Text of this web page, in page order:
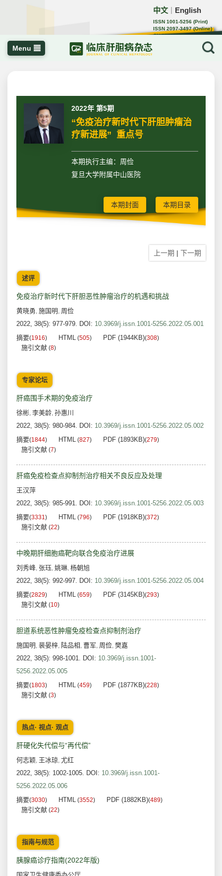
中文 English
ISSN 1001-5256 (Print)
ISSN 2097-3497 (Online)
CN 22-1108/R
Menu
2022年 第5期
“免疫治疗新时代下肝胆肿瘤治
疗新进展” 重点号
本期执行主编：周俭
复旦大学附属中山医院
本期封面 本期目录
上一期 | 下一期
述评
免疫治疗新时代下肝胆恶性肿瘤治疗的机遇和挑战
黄晓勇, 施国明 , 周俭
2022, 38(5): 977-979. DOI: 10.3969/j.issn.1001-5256.2022.05.001
摘要(1916) HTML (505) PDF (1944KB)(308)
施引文献 (8)
专家论坛
肝癌围手术期的免疫治疗
徐彬, 李美龄, 孙惠川
2022, 38(5): 980-984. DOI: 10.3969/j.issn.1001-5256.2022.05.002
摘要(1844) HTML (827) PDF (1893KB)(279)
施引文献 (7)
肝癌免疫检查点抑制剂治疗相关不良反应及处理
王汉萍
2022, 38(5): 985-991. DOI: 10.3969/j.issn.1001-5256.2022.05.003
摘要(3331) HTML (796) PDF (1918KB)(372)
施引文献 (22)
中晚期肝细胞癌靶向联合免疫治疗进展
刘秀峰, 张珏, 姚琳, 杨朝旭
2022, 38(5): 992-997. DOI: 10.3969/j.issn.1001-5256.2022.05.004
摘要(2829) HTML (659) PDF (3145KB)(293)
施引文献 (10)
胆道系统恶性肿瘤免疫检查点抑制剂治疗
施国明 , 裴晏梓, 陆品相 , 曹军, 周俭, 樊嘉
2022, 38(5): 998-1001. DOI: 10.3969/j.issn.1001-
5256.2022.05.005
摘要(1803) HTML (459) PDF (1877KB)(228)
施引文献 (3)
热点· 视点· 观点
肝硬化失代偿与“再代偿”
何志颖, 王冰琼, 尤红
2022, 38(5): 1002-1005. DOI: 10.3969/j.issn.1001-
5256.2022.05.006
摘要(3030) HTML (3552) PDF (1882KB)(489)
施引文献 (22)
指南与规范
胰腺癌诊疗指南(2022年版)